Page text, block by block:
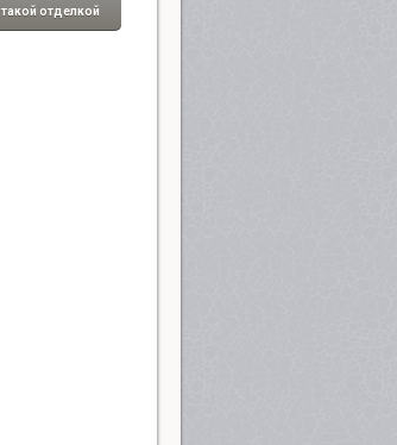
такой отделкой